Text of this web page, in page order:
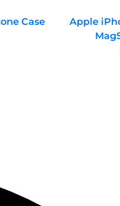
Case
Apple